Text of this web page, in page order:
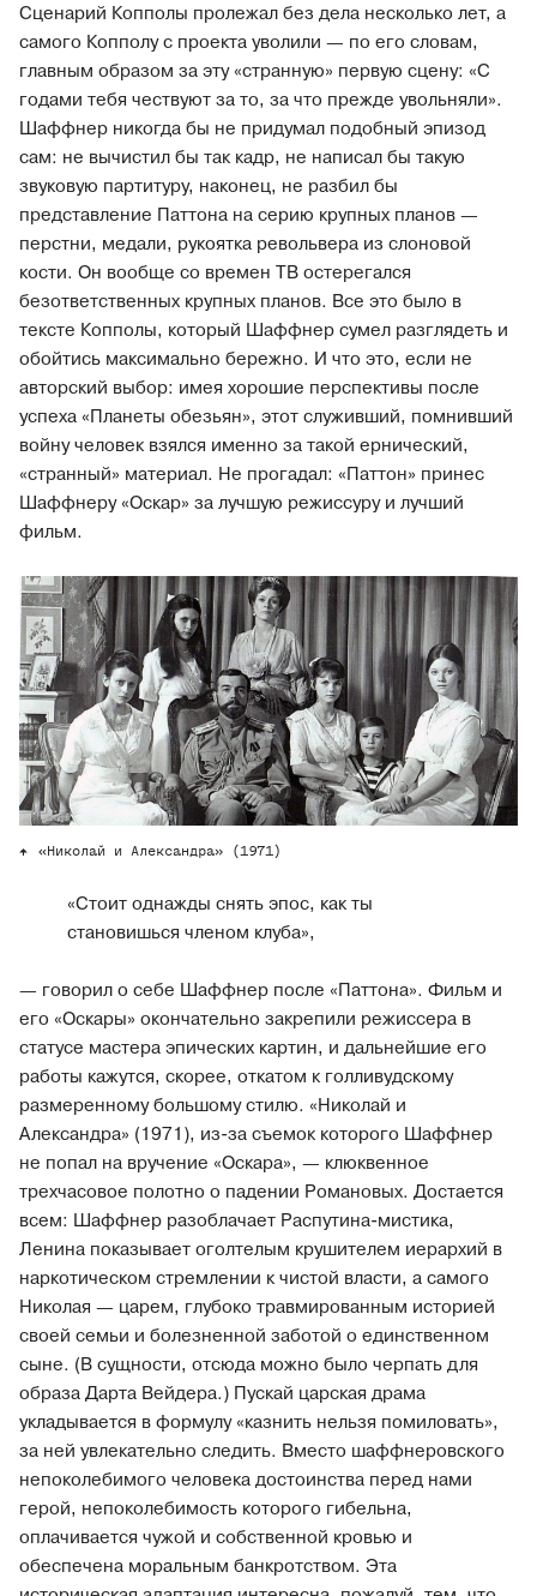
Сценарий Копполы пролежал без дела несколько лет, а
самого Копполу с проекта уволили — по его словам,
главным образом за эту «странную» первую сцену: «С
годами тебя чествуют за то, за что прежде увольняли».
Шаффнер никогда бы не придумал подобный эпизод
сам: не вычистил бы так кадр, не написал бы такую
звуковую партитуру, наконец, не разбил бы
представление Паттона на серию крупных планов —
перстни, медали, рукоятка револьвера из слоновой
кости. Он вообще со времен ТВ остерегался
безответственных крупных планов. Все это было в
тексте Копполы, который Шаффнер сумел разглядеть и
обойтись максимально бережно. И что это, если не
авторский выбор: имея хорошие перспективы после
успеха «Планеты обезьян», этот служивший, помнивший
войну человек взялся именно за такой ернический,
«странный» материал. Не прогадал: «Паттон» принес
Шаффнеру «Оскар» за лучшую режиссуру и лучший
фильм.
«Николай и Александра» (1971)
«Стоит однажды снять эпос, как ты
становишься членом клуба»,
— говорил о себе Шаффнер после «Паттона». Фильм и
его «Оскары» окончательно закрепили режиссера в
статусе мастера эпических картин, и дальнейшие его
работы кажутся, скорее, откатом к голливудскому
размеренному большому стилю. «Николай и
Александра» (1971), из-за съемок которого Шаффнер
не попал на вручение «Оскара», — клюквенное
трехчасовое полотно о падении Романовых. Достается
всем: Шаффнер разоблачает Распутина-мистика,
Ленина показывает оголтелым крушителем иерархий в
наркотическом стремлении к чистой власти, а самого
Николая — царем, глубоко травмированным историей
своей семьи и болезненной заботой о единственном
сыне. (В сущности, отсюда можно было черпать для
образа Дарта Вейдера.) Пускай царская драма
укладывается в формулу «казнить нельзя помиловать»,
за ней увлекательно следить. Вместо шаффнеровского
непоколебимого человека достоинства перед нами
герой, непоколебимость которого гибельна,
оплачивается чужой и собственной кровью и
обеспечена моральным банкротством. Эта